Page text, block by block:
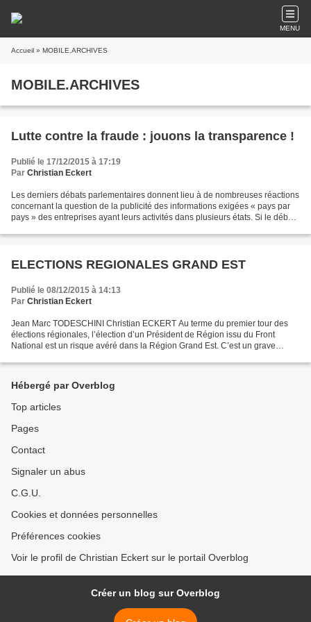
MENU
Accueil » MOBILE.ARCHIVES
MOBILE.ARCHIVES
Lutte contre la fraude : jouons la transparence !
Publié le 17/12/2015 à 17:19
Par Christian Eckert
Les derniers débats parlementaires donnent lieu à de nombreuses réactions
concernant la question de la publicité des informations exigées « pays par
pays » des entreprises ayant leurs activités dans plusieurs états. Si le débat
ELECTIONS REGIONALES GRAND EST
Publié le 08/12/2015 à 14:13
Par Christian Eckert
Jean Marc TODESCHINI Christian ECKERT Au terme du premier tour des
élections régionales, l’élection d’un Président de Région issu du Front
National est un risque avéré dans la Région Grand Est. C’est un grave
Hébergé par Overblog
Top articles
Pages
Contact
Signaler un abus
C.G.U.
Cookies et données personnelles
Préférences cookies
Voir le profil de Christian Eckert sur le portail Overblog
Créer un blog sur Overblog